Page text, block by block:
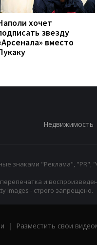
хочет
звезду
вместо
Недвижимость
знаками "Реклама", "PR",
и
Images - строго запрещено.
| Разместить свои